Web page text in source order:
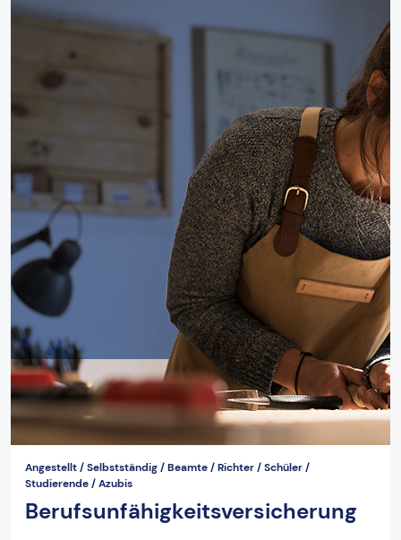
Angestellt / Selbstständig / Beamte / Richter / Schüler /
Studierende / Azubis
Berufsunfähigkeitsversicherung